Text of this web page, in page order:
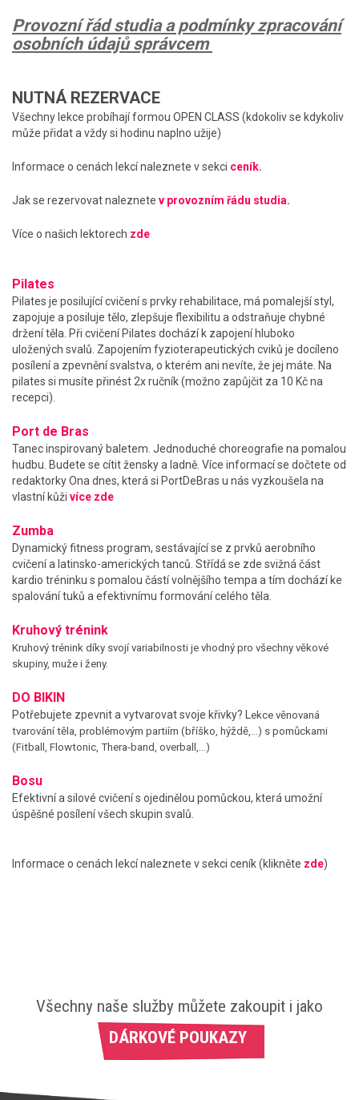
Provozní řád studia a podmínky zpracování
osobních údajů správcem
NUTNÁ REZERVACE
Všechny lekce probíhají formou OPEN CLASS (kdokoliv se kdykoliv
může přidat a vždy si hodinu naplno užije)
Informace o cenách lekcí naleznete v sekci ceník.
Jak se rezervovat naleznete v provozním řádu studia.
Více o našich lektorech zde
Pilates
Pilates je posilující cvičení s prvky rehabilitace, má pomalejší styl,
zapojuje a posiluje tělo, zlepšuje flexibilitu a odstraňuje chybné
držení těla. Při cvičení Pilates dochází k zapojení hluboko
uložených svalů. Zapojením fyzioterapeutických cviků je docíleno
posílení a zpevnění svalstva, o kterém ani nevíte, že jej máte. Na
pilates si musíte přinést 2x ručník (možno zapůjčit za 10 Kč na
recepci).
Port de Bras
Tanec inspirovaný baletem. Jednoduché choreografie na pomalou
hudbu. Budete se cítit žensky a ladně. Více informací se dočtete od
redaktorky Ona dnes, která si PortDeBras u nás vyzkoušela na
vlastní kůži více zde
Zumba
Dynamický fitness program, sestávající se z prvků aerobního
cvičení a latinsko-amerických tanců. Střídá se zde svižná část
kardio tréninku s pomalou částí volnějšího tempa a tím dochází ke
spalování tuků a efektivnímu formování celého těla.
Kruhový trénink
Kruhový trénink díky svojí variabilnosti je vhodný pro všechny věkové
skupiny, muže i ženy.
DO BIKIN
Potřebujete zpevnit a vytvarovat svoje křivky? Lekce věnovaná
tvarování těla, problémovým partiím (bříško, hýždě,…) s pomůckami
(Fitball, Flowtonic, Thera-band, overball,...)
Bosu
Efektivní a silové cvičení s ojedinělou pomůckou, která umožní
úspěšné posílení všech skupin svalů.
Informace o cenách lekcí naleznete v sekci ceník (klikněte zde)
Všechny naše služby můžete zakoupit i jako
DÁRKOVÉ POUKAZY